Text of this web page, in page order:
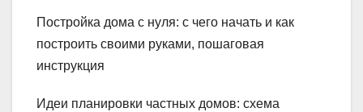
Постройка дома с нуля: с чего начать и как
построить своими руками, пошаговая
инструкция
Идеи планировки частных домов: схема